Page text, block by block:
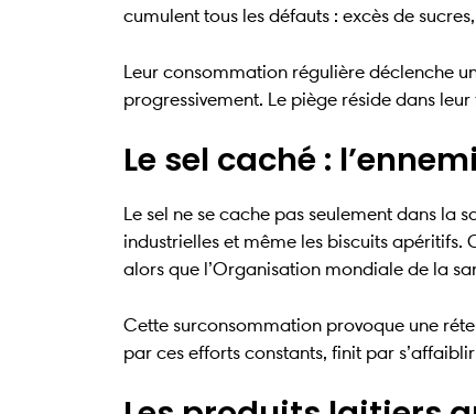
cumulent tous les défauts : excès de
Leur consommation régulière déclenche
progressivement. Le piège réside dans
Le sel caché :
Le sel ne se cache pas seulement dans la
industrielles et même les biscuits
alors que l’Organisation mondiale de la
Cette surconsommation provoque une
par ces efforts constants, finit par